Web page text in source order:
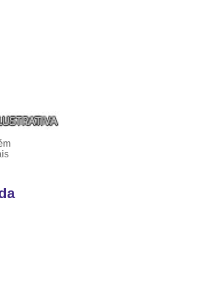
para Impressora de Crachá Minas Gerais
para Impressora de Etiqueta Rio de Janeiro
Gc420t Minas Gerais